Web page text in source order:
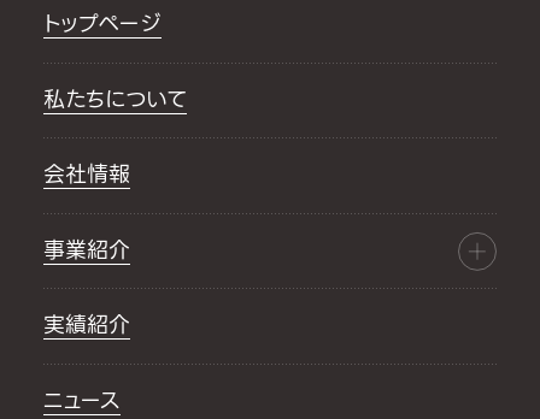
トップページ
私たちについて
会社情報
事業紹介
実績紹介
ニュース